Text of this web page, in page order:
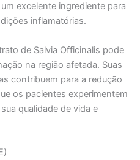
excelente ingrediente para
inflamatórias.
de Salvia Officinalis pode
na região afetada. Suas
contribuem para a redução
os pacientes experimentem
qualidade de vida e